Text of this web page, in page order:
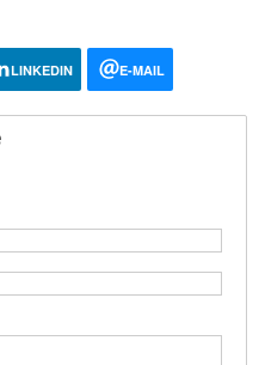
LINKEDIN E-MAIL